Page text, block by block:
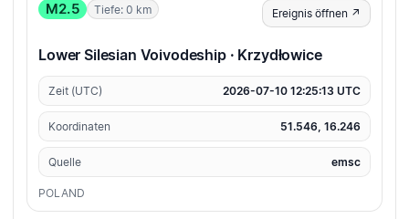
M2.5 Tiefe: 0 km Ereignis öffnen ↗
Lower Silesian Voivodeship · Krzydłowice
Zeit (UTC) 2026-07-10 12:25:13 UTC
Koordinaten 51.546, 16.246
Quelle emsc
POLAND